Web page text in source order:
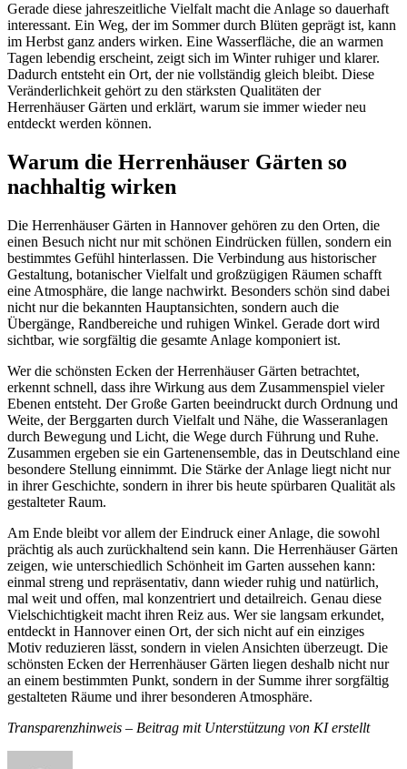
Gerade diese jahreszeitliche Vielfalt macht die Anlage so dauerhaft
interessant. Ein Weg, der im Sommer durch Blüten geprägt ist, kann
im Herbst ganz anders wirken. Eine Wasserfläche, die an warmen
Tagen lebendig erscheint, zeigt sich im Winter ruhiger und klarer.
Dadurch entsteht ein Ort, der nie vollständig gleich bleibt. Diese
Veränderlichkeit gehört zu den stärksten Qualitäten der
Herrenhäuser Gärten und erklärt, warum sie immer wieder neu
entdeckt werden können.
Warum die Herrenhäuser Gärten so
nachhaltig wirken
Die Herrenhäuser Gärten in Hannover gehören zu den Orten, die
einen Besuch nicht nur mit schönen Eindrücken füllen, sondern ein
bestimmtes Gefühl hinterlassen. Die Verbindung aus historischer
Gestaltung, botanischer Vielfalt und großzügigen Räumen schafft
eine Atmosphäre, die lange nachwirkt. Besonders schön sind dabei
nicht nur die bekannten Hauptansichten, sondern auch die
Übergänge, Randbereiche und ruhigen Winkel. Gerade dort wird
sichtbar, wie sorgfältig die gesamte Anlage komponiert ist.
Wer die schönsten Ecken der Herrenhäuser Gärten betrachtet,
erkennt schnell, dass ihre Wirkung aus dem Zusammenspiel vieler
Ebenen entsteht. Der Große Garten beeindruckt durch Ordnung und
Weite, der Berggarten durch Vielfalt und Nähe, die Wasseranlagen
durch Bewegung und Licht, die Wege durch Führung und Ruhe.
Zusammen ergeben sie ein Gartenensemble, das in Deutschland eine
besondere Stellung einnimmt. Die Stärke der Anlage liegt nicht nur
in ihrer Geschichte, sondern in ihrer bis heute spürbaren Qualität als
gestalteter Raum.
Am Ende bleibt vor allem der Eindruck einer Anlage, die sowohl
prächtig als auch zurückhaltend sein kann. Die Herrenhäuser Gärten
zeigen, wie unterschiedlich Schönheit im Garten aussehen kann:
einmal streng und repräsentativ, dann wieder ruhig und natürlich,
mal weit und offen, mal konzentriert und detailreich. Genau diese
Vielschichtigkeit macht ihren Reiz aus. Wer sie langsam erkundet,
entdeckt in Hannover einen Ort, der sich nicht auf ein einziges
Motiv reduzieren lässt, sondern in vielen Ansichten überzeugt. Die
schönsten Ecken der Herrenhäuser Gärten liegen deshalb nicht nur
an einem bestimmten Punkt, sondern in der Summe ihrer sorgfältig
gestalteten Räume und ihrer besonderen Atmosphäre.
Transparenzhinweis – Beitrag mit Unterstützung von KI erstellt